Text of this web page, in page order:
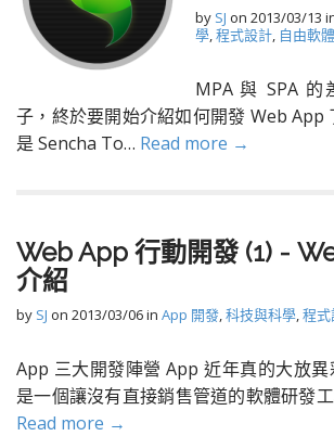
by SJ on 2013/03/13
學,程式設計, 自由軟體
MPA 與 SPA
子，終於要開始介紹如何開發 Web App
是 Sencha To… Read more →
Web App 行動開發 (1) -
介紹
by SJ on 2013/03/06in App 開發,科技與科學,程
App 三大開發陣營 App 近年真的大放
是一個讓沒有直接銷售管道的軟體研發
Read more →